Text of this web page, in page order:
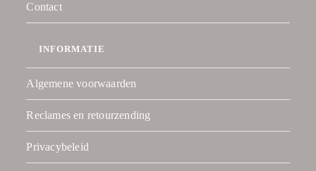
Contact
INFORMATIE
Algemene voorwaarden
Reclames en retourzending
Privacybeleid